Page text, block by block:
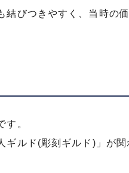
びつきやすく、当時の
す。
ルド(彫刻ギルド)」が関